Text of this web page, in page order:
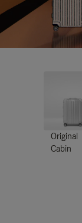
Original
Cabin